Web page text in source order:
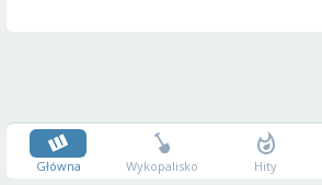
Główna Wykopalisko Hity